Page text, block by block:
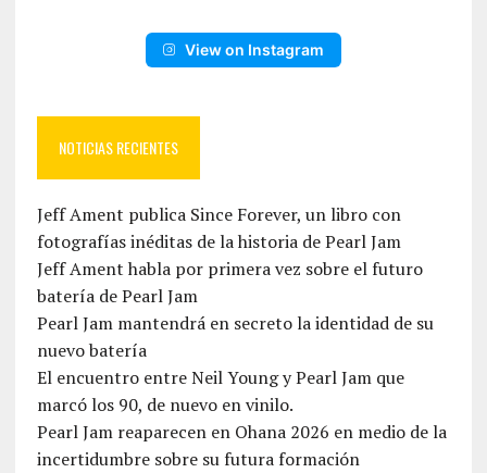
View on Instagram
NOTICIAS RECIENTES
Jeff Ament publica Since Forever, un libro con
fotografías inéditas de la historia de Pearl Jam
Jeff Ament habla por primera vez sobre el futuro
batería de Pearl Jam
Pearl Jam mantendrá en secreto la identidad de su
nuevo batería
El encuentro entre Neil Young y Pearl Jam que
marcó los 90, de nuevo en vinilo.
Pearl Jam reaparecen en Ohana 2026 en medio de la
incertidumbre sobre su futura formación